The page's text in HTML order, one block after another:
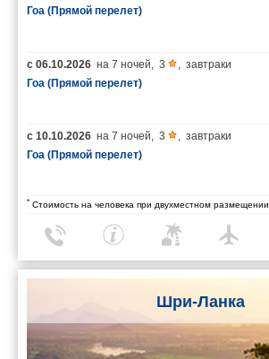
Гоа (Прямой перелет)
с 06.10.2026 на 7 ночей, 3 , завтраки
Гоа (Прямой перелет)
с 10.10.2026 на 7 ночей, 3 , завтраки
Гоа (Прямой перелет)
* Стоимость на человека при двухместном размещении
Шри-Ланка